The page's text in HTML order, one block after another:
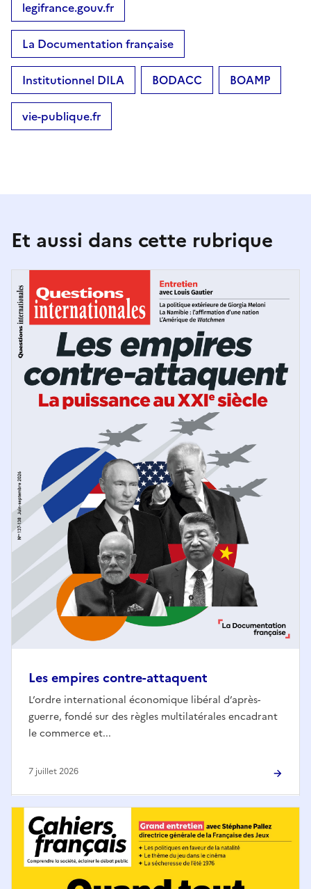
legifrance.gouv.fr
La Documentation française
Institutionnel DILA BODACC BOAMP
vie-publique.fr
Et aussi dans cette rubrique
Les empires contre-attaquent
L’ordre international économique libéral d’après-
guerre, fondé sur des règles multilatérales encadrant
le commerce et...
7 juillet 2026